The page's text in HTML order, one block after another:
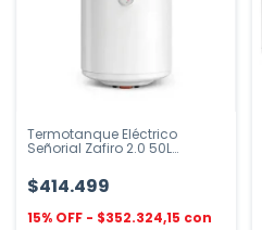
Termotanque Eléctrico
Señorial Zafiro 2.0 50L
$414.499
$352.324,15